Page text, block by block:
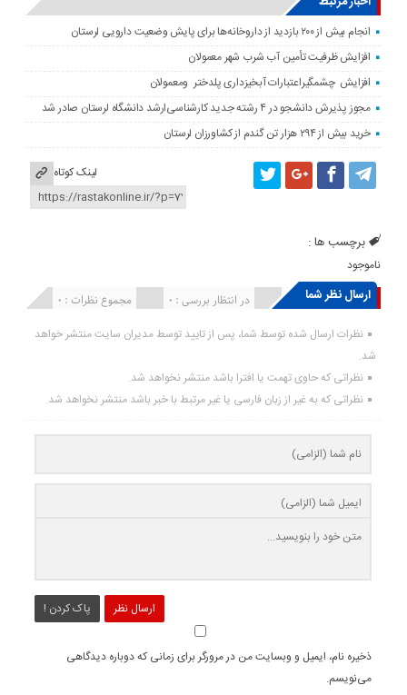
انجام بیش از ۲۰۰ بازدید از داروخانه‌ها برای پایش وضعیت دارویی لرستان
افزایش ظرفیت تأمین آب شرب شهر معمولان
افزایش چشمگیراعتبارات آبخیزداری پلدختر ومعمولان
مجوز پذیرش دانشجو در ۴ رشته جدید کارشناسی‌ارشد دانشگاه لرستان صادر شد
خرید بیش از ۲۹۴ هزار تن گندم از کشاورزان لرستان
لینک کوتاه
برچسب ها :
ناموجود
ارسال نظر شما مجموع نظرات : 0 در انتظار بررسی : 0 انتشار یافته : ۰
نظرات ارسال شده توسط شما، پس از تایید توسط مدیران سایت منتشر خواهد
شد.
نظراتی که حاوی تهمت یا افترا باشد منتشر نخواهد شد.
نظراتی که به غیر از زبان فارسی یا غیر مرتبط با خبر باشد منتشر نخواهد شد.
ارسال نظر پاک کردن !
ذخیره نام، ایمیل و وبسایت من در مرورگر برای زمانی که دوباره دیدگاهی
می‌نویسم.